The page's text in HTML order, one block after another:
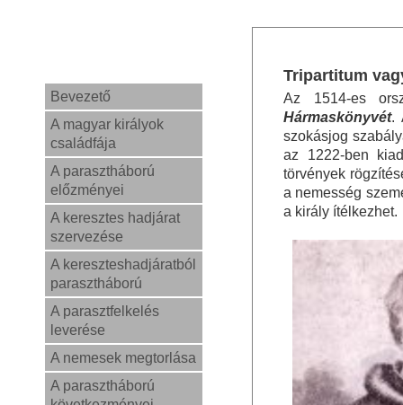
Bevezető
A magyar királyok
családfája
A parasztháború
előzményei
A keresztes hadjárat
szervezése
A kereszteshadjáratból
parasztháború
A parasztfelkelés
leverése
A nemesek megtorlása
A parasztháború
Tripartitum
Az 1514-es
Hármaskönyvét.
szokásjog
az 1222-ben
törvények
a nemesség
a király ítélkezhet.